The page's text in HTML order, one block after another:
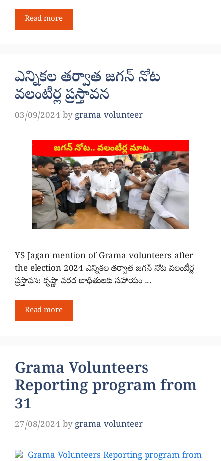
Read more
ఎన్నికల తర్వాత జగన్ నోట
వలంటీర్ల ప్రస్తావన
03/09/2024 by grama volunteer
YS Jagan mention of Grama volunteers after
the election 2024 ఎన్నికల తర్వాత జగన్ నోట వలంటీర్ల
ప్రస్తావన: కృష్ణా వరద బాధితులకు సహాయం …
Read more
Grama Volunteers
Reporting program from
31
27/08/2024 by grama volunteer